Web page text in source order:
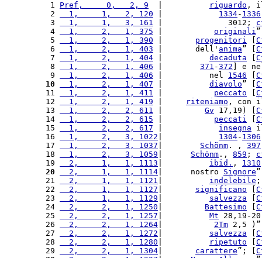
1 Pref,     0,   2, 9 riguardo ,
2
  1,     1,   2, 120
1334- 1336
3
  1,     1,   3, 161
|              3012;
4
  1,     2,   1, 375
originali
5
  1,     2,   1, 390
progenitori
6
  1,     2,   1, 403
|       dell' anima” [
7
  1,     2,   1, 404
decaduta
8
  1,     2,   1, 406
371 -372 ] e
9
  1,     2,   1, 406
|          nel 1546
10
  1,     2,   1, 407
diavolo” [
11
  1,     2,   1, 411
peccato
12
  1,     2,   1, 419
riteniamo , con
13
  1,     2,   2, 611
Gv 17,19) [
14
  1,     2,   2, 615
peccati
15
  1,     2,   2, 617
insegna
16
  1,     2,   3, 1022
1304- 1306
17
  1,     2,   3, 1037
Schönm . , 397
18
  1,     2,   3, 1059
Schönm ., 859 ;
19
  2,     1,   1, 1113
ibid. , 1310
20
  2,     1,   1, 1114
|      nostro Signore
21
  2,     1,   1, 1121
indelebile
22
  2,     1,   1, 1127
significano
23
  2,     1,   1, 1129
salvezza
24
  2,     2,   1, 1250
Battesimo
25
  2,     2,   1, 1257
Mt 28,19-
26
  2,     2,   1, 1264
2Tm 2,5
27
  2,     2,   1, 1272
salvezza
28
  2,     2,   1, 1280
ripetuto
29
  2,     2,   1, 1304
carattere”; [